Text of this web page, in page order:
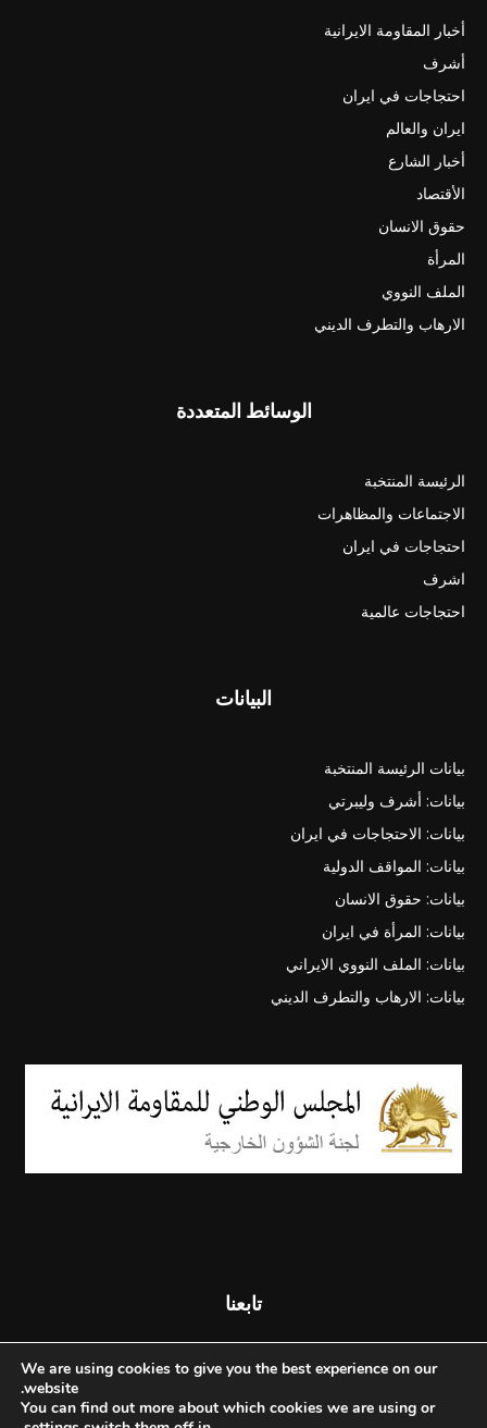
أخبار المقاومة الايرانية
أشرف
احتجاجات في ايران
ايران والعالم
أخبار الشارع
الأقتصاد
حقوق الانسان
المرأة
الملف النووي
الارهاب والتطرف الديني
الوسائط المتعددة
الرئيسة المنتخبة
الاجتماعات والمظاهرات
احتجاجات في ايران
اشرف
احتجاجات عالمية
البيانات
بيانات الرئيسة المنتخبة
بيانات: أشرف وليبرتي
بيانات: الاحتجاجات في ايران
بيانات: المواقف الدولية
بيانات: حقوق الانسان
بيانات: المرأة في ايران
بيانات: الملف النووي الايراني
بيانات: الارهاب والتطرف الديني
تابعنا
We are using cookies to give you the best experience on our
website.
You can find out more about which cookies we are using or